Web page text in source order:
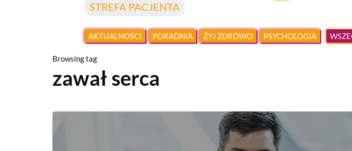
STREFA PACJENTA
AKTUALNOŚCI PORADNIA ŻYJ ZDROWO PSYCHOLOGIA
Browsing tag
zawał serca